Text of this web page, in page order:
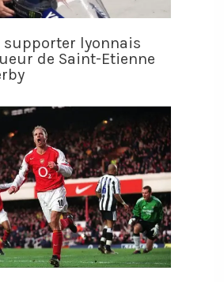
supporter lyonnais
de Saint-Etienne